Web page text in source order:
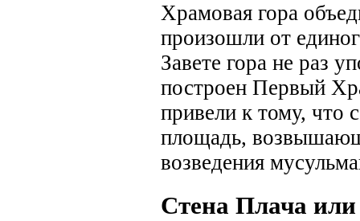
Храмовая гора
произошли от
Завете гора не раз
построен Первый
привели к тому, что
площадь,
возведения
Стена Плача